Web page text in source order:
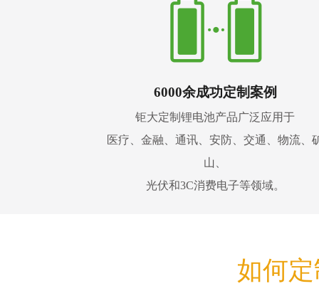
6000余成功定制案例
钜大定制锂电池产品广泛应用于
医疗、金融、通讯、安防、交通、物流、
山、
光伏和3C消费电子等领域。
如何